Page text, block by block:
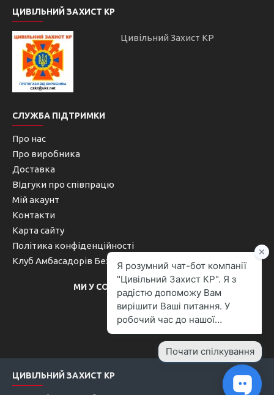
ЦИВІЛЬНИЙ ЗАХИСТ КР
Цивільний Захист КР
СЛУЖБА ПІДТРИМКИ
Про нас
Про виробника
Доставка
ВІдгуки про співпрацю
Мій акаунт
Контакти
Карта сайту
Політика конфіденційності
Клуб Амбасадорів Безпеки
МИ У СОЦІАЛЬНИХ МЕРЕЖАХ
ЦИВІЛЬНИЙ ЗАХИСТ КР